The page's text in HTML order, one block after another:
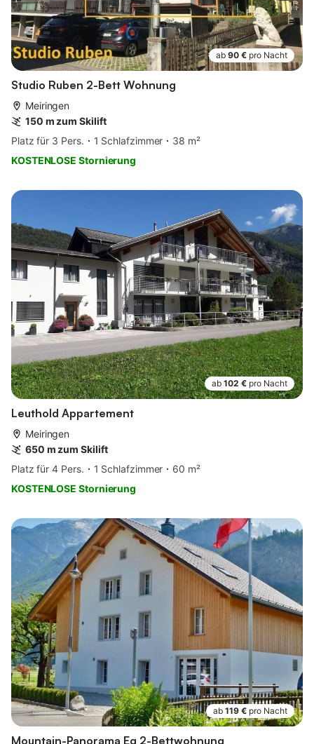
ab 90 € pro Nacht
Studio Ruben 2-Bett Wohnung
Meiringen
150 m zum Skilift
Platz für 3 Pers.
1 Schlafzimmer
38 m²
KOSTENLOSE Stornierung
ab 102 € pro Nacht
Leuthold Appartement
Meiringen
650 m zum Skilift
Platz für 4 Pers.
1 Schlafzimmer
60 m²
KOSTENLOSE Stornierung
ab 119 € pro Nacht
Mountain-Panorama Eg 2-Bettwohnung